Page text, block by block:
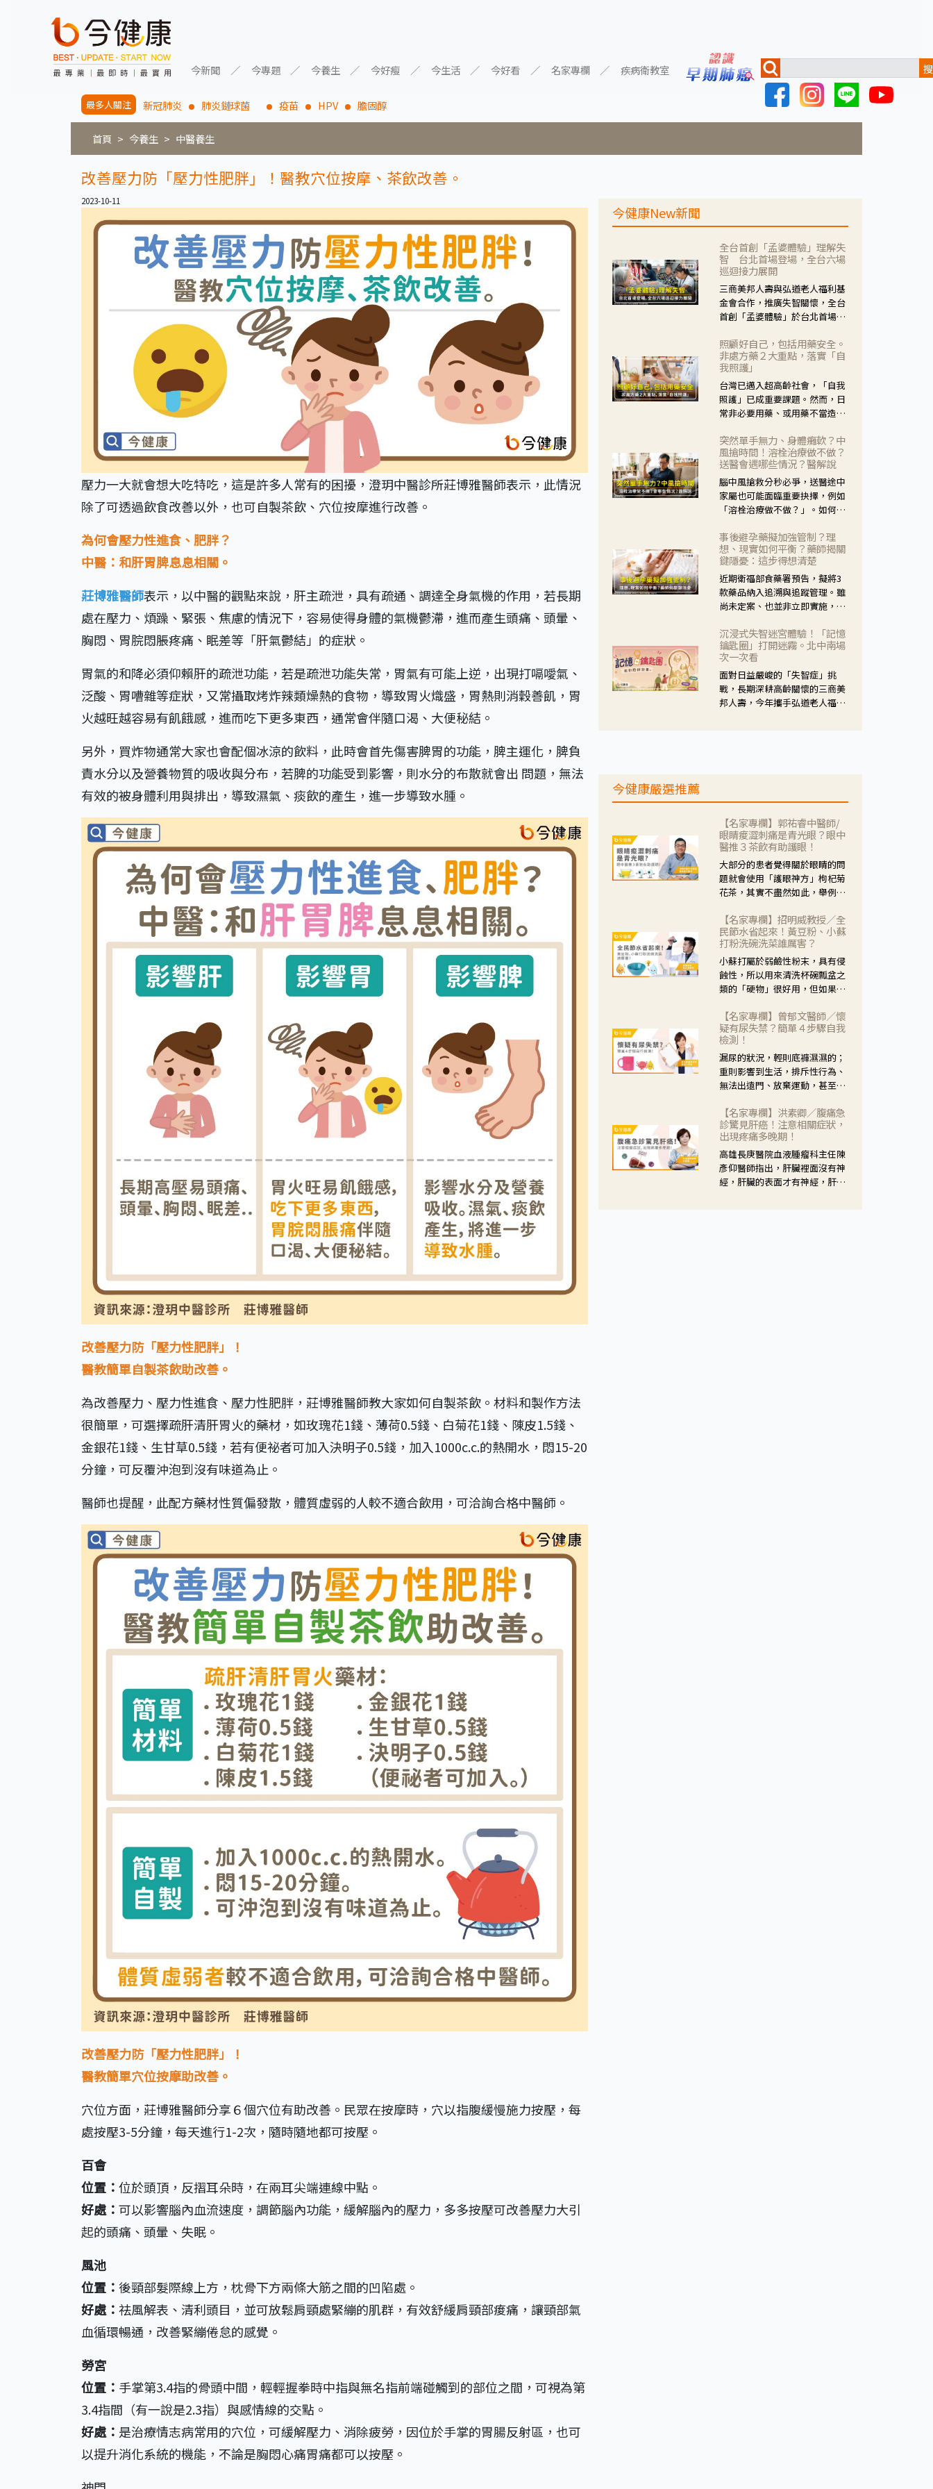
今新聞 今專題 今養生 今好瘦 今生活 今好看 名家專欄 疾病衛教室
最多人關注 新冠肺炎 肺炎鏈球菌 疫苗 HPV 膽固醇
首頁 今養生 中醫養生
改善壓力防「壓力性肥胖」！醫教穴位按摩、茶飲改善。
2023-10-11
壓力一大就會想大吃特吃，這是許多人常有的困擾，澄玥中醫診所莊博雅醫師表示，此情況
除了可透過飲食改善以外，也可自製茶飲、穴位按摩進行改善。
為何會壓力性進食、肥胖？
中醫：和肝胃脾息息相關。
莊博雅醫師表示，以中醫的觀點來說，肝主疏泄，具有疏通、調達全身氣機的作用，若長期
處在壓力、煩躁、緊張、焦慮的情況下，容易使得身體的氣機鬱滯，進而產生頭痛、頭暈、
胸悶、胃脘悶脹疼痛、眠差等「肝氣鬱結」的症狀。
胃氣的和降必須仰賴肝的疏泄功能，若是疏泄功能失常，胃氣有可能上逆，出現打嗝噯氣、
泛酸、胃嘈雜等症狀，又常攝取烤炸辣類燥熱的食物，導致胃火熾盛，胃熱則消穀善飢，胃
火越旺越容易有飢餓感，進而吃下更多東西，通常會伴隨口渴、大便秘結。
另外，買炸物通常大家也會配個冰涼的飲料，此時會首先傷害脾胃的功能，脾主運化，脾負
責水分以及營養物質的吸收與分布，若脾的功能受到影響，則水分的布散就會出 問題，無法
有效的被身體利用與排出，導致濕氣、痰飲的產生，進一步導致水腫。
改善壓力防「壓力性肥胖」！
醫教簡單自製茶飲助改善。
為改善壓力、壓力性進食、壓力性肥胖，莊博雅醫師教大家如何自製茶飲。材料和製作方法
很簡單，可選擇疏肝清肝胃火的藥材，如玫瑰花1錢、薄荷0.5錢、白菊花1錢、陳皮1.5錢、
金銀花1錢、生甘草0.5錢，若有便祕者可加入決明子0.5錢，加入1000c.c.的熱開水，悶15-20
分鐘，可反覆沖泡到沒有味道為止。
醫師也提醒，此配方藥材性質偏發散，體質虛弱的人較不適合飲用，可洽詢合格中醫師。
改善壓力防「壓力性肥胖」！
醫教簡單穴位按摩助改善。
穴位方面，莊博雅醫師分享６個穴位有助改善。民眾在按摩時，穴以指腹緩慢施力按壓，每
處按壓3-5分鐘，每天進行1-2次，隨時隨地都可按壓。
百會
位置： 位於頭頂，反摺耳朵時，在兩耳尖端連線中點。
好處： 可以影響腦內血流速度，調節腦內功能，緩解腦內的壓力，多多按壓可改善壓力大引
起的頭痛、頭暈、失眠。
風池
位置： 後頸部髮際線上方，枕骨下方兩條大筋之間的凹陷處。
好處： 祛風解表、清利頭目，並可放鬆肩頸處緊繃的肌群，有效舒緩肩頸部痠痛，讓頸部氣
血循環暢通，改善緊繃倦怠的感覺。
勞宮
位置： 手掌第3.4指的骨頭中間，輕輕握拳時中指與無名指前端碰觸到的部位之間，可視為第
3.4指間（有一說是2.3指）與感情線的交點。
好處： 是治療情志病常用的穴位，可緩解壓力、消除疲勞，因位於手掌的胃腸反射區，也可
以提升消化系統的機能，不論是胸悶心痛胃痛都可以按壓。
今健康New新聞
全台首創「孟婆體驗」理解失
智 台北首場登場，全台六場
巡迴接力展開
三商美邦人壽與弘道老人福利基
金會合作，推廣失智關懷，全台
首創「孟婆體驗」於台北首場實
模式，用結合情境互動等豐富活
動，將抽象的失智轉化為可感
受、可討論的生活情境，並引導
民眾在家人開始出現改變時，以
理解取代責備、以耐心回應不
安。
照顧好自己，包括用藥安全。
非處方藥２大重點，落實「自
我照護」
台灣已邁入超高齡社會，「自我
照護」已成重要課題。然而，日
常非必要用藥、或用藥不當造成
在重要。社團法人台灣自我照護
產業協會 提出「非處方藥正確使
用」與「藥師給力」，鼓勵民眾
建立安全且正確的自我照護習
慣。
突然單手無力、身體癱軟？中
風搶時間！溶栓治療做不做？
送醫會遇哪些情況？醫解說
腦中風搶救分秒必爭，送醫途中
家屬也可能面臨重要抉擇，例如
「溶栓治療做不做？」。如何搶
會理事長陳龍醫師解說！
事後避孕藥擬加強管制？理
想、現實如何平衡？藥師揭關
鍵隱憂：這步得想清楚
近期衛福部食藥署預告，擬將3
款藥品納入追溯與追蹤管理。雖
尚未定案、也並非立即實施，不
人杰藥師表示，這三款藥物目
的、作用、風險各有不同，管制
與否所帶來的後許影響也不同，
可先了解其特性。
沉浸式失智迷宮體驗！「記憶
鑰匙圈」打開迷霧。北中南場
次一次看
面對日益嚴峻的「失智症」挑
戰，長期深耕高齡關懷的三商美
邦人壽，今年攜手弘道老人福利
生活挑戰。
今健康嚴選推薦
【名家專欄】郭祐睿中醫師/
眼睛痠澀刺痛是青光眼？眼中
醫推３茶飲有助護眼！
大部分的患者覺得關於眼睛的問
題就會使用「護眼神方」枸杞菊
花茶，其實不盡然如此，舉例來
紅、眼睛痛、眼屎多而且顏色
黃，當然就可以使用枸杞菊花
茶，但是枸杞的劑量要少，菊花
的劑量要多；若是有以上症狀以
外，眼睛還會有灼熱感，眼屎多
到會「牽絲」，也就是水樣分泌
了，這時候就要使用菊花、金銀
花來治療；假如單純的眼睛乾
澀，結膜沒有紅，眼睛周圍沒有
眼屎，這種情況是屬於「陰
虛」，就可以使用枸杞、蓮藕、
麥門冬、山藥等比較滋潤的藥
【名家專欄】招明威教授／全
民節水省起來！黃豆粉、小蘇
打粉洗碗洗菜誰厲害？
小蘇打屬於弱鹼性粉末，具有侵
蝕性，所以用來清洗杯碗瓢盆之
類的「硬物」很好用，但如果用
特別注意用法用量，使用過多或
是浸泡太久，容易腐蝕蔬菜的纖
維，讓菜軟掉不清脆。
【名家專欄】曾郁文醫師／懷
疑有尿失禁？簡單４步驟自我
檢測！
漏尿的狀況，輕則底褲濕濕的；
重則影響到生活，排斥性行為、
無法出遠門、放棄運動，甚至怕
禁」的症狀，長期下來不敢與朋
友往來，低潮陰霾造成憂鬱症。
【名家專欄】洪素卿／腹痛急
診驚見肝癌！注意相關症狀，
出現疼痛多晚期！
高雄長庚醫院血液腫瘤科主任陳
彥仰醫師指出，肝臟裡面沒有神
經，肝臟的表面才有神經，肝臟